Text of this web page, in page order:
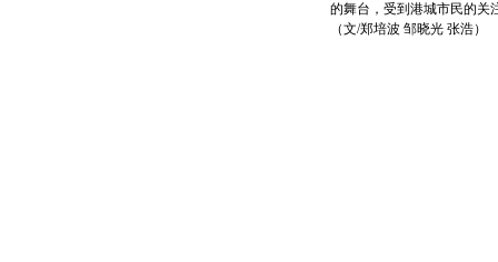
的舞台，受到港城市民的关
（文/郑培波 邹晓光 张浩）